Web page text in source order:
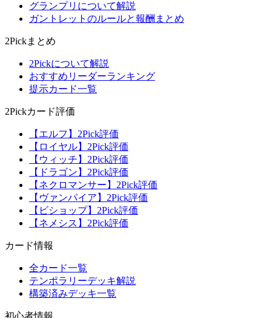
グランプリについて解説
ガントレットのルールと報酬まとめ
2Pickまとめ
2Pickについて解説
おすすめリーダーランキング
提示カード一覧
2Pickカード評価
【エルフ】2Pick評価
【ロイヤル】2Pick評価
【ウィッチ】2Pick評価
【ドラゴン】2Pick評価
【ネクロマンサー】2Pick評価
【ヴァンパイア】2Pick評価
【ビショップ】2Pick評価
【ネメシス】2Pick評価
カード情報
全カード一覧
テンポラリーデッキ解説
構築済みデッキ一覧
初心者情報